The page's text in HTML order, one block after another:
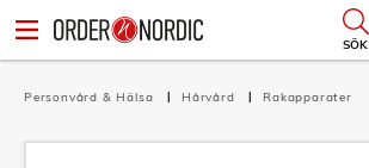
SÖK
Personvård & Hälsa Hårvård Rakapparater